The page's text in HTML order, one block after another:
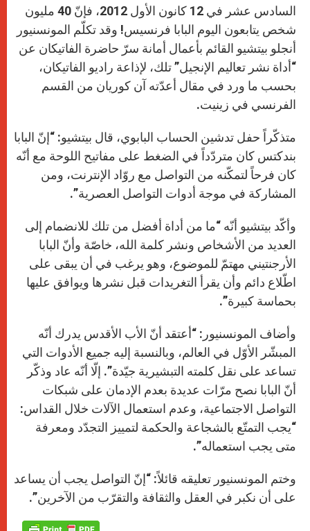
السادس عشر في 12 كانون الأول 2012، فإنّ 40 مليون
شخص يتابعون اليوم البابا فرنسيس! وقد تكلّم المونسنيور
أنجلو بيتشيو القائم بأعمال أمانة سرّ حاضرة الفاتيكان عن
“أداة نشر تعاليم الإنجيل” تلك، لإذاعة راديو الفاتيكان،
بحسب ما ورد في مقال أعدّته آن كوريان من القسم
الفرنسي في زينيت.
متذكّراً حفل تدشين الحساب البابوي، قال بيتشيو: “إنّ البابا
بندكتس كان متردّداً في الضغط على مفاتيح اللوحة مع أنّه
كان فرحاً لتمكّنه من التواصل مع روّاد الإنترنت، ومن
المشاركة في موجة أدوات التواصل العصرية”.
وأكّد بيتشيو أنّه “ما من أداة أفضل من تلك للانضمام إلى
العديد من الأشخاص ونشر كلمة الله، خاصّة وأنّ البابا
الأرجنتيني مهتمّ للموضوع، وهو يرغب في أن يبقى على
اطّلاع دائم وأن يقرأ التغريدات قبل نشرها ويوافق عليها
بحماسة كبيرة”.
وأضاف المونسنيور: “أعتقد أنّ الأب الأقدس يدرك أنّه
المبشّر الأوّل في العالم، وبالنسبة إليه جميع الأدوات التي
تساعد على نقل كلمته التبشيرية جيّدة”. إلّا أنّه عاد وذكّر
أنّ البابا نصح مرّات عديدة بعدم الإدمان على شبكات
التواصل الاجتماعية، وعدم استعمال الآلات خلال القداس:
“يجب التمتّع بالشجاعة والحكمة لتمييز التجدّد ومعرفة
متى يجب استعماله”.
وختم المونسنيور تعليقه قائلاً: “إنّ التواصل يجب أن يساعد
على أن نكبر في العقل والثقافة والتقرّب من الآخرين”.